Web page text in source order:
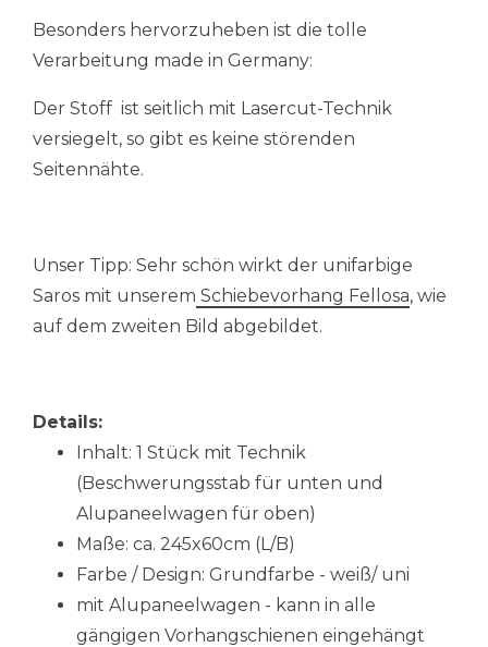
Besonders hervorzuheben ist die tolle
Verarbeitung made in Germany:
Der Stoff ist seitlich mit Lasercut-Technik
versiegelt, so gibt es keine störenden
Seitennähte.
Unser Tipp: Sehr schön wirkt der unifarbige
Saros mit unserem Schiebevorhang Fellosa, wie
auf dem zweiten Bild abgebildet.
Details:
Inhalt: 1 Stück mit Technik
(Beschwerungsstab für unten und
Alupaneelwagen für oben)
Maße: ca. 245x60cm (L/B)
Farbe / Design: Grundfarbe - weiß/ uni
mit Alupaneelwagen - kann in alle
gängigen Vorhangschienen eingehängt